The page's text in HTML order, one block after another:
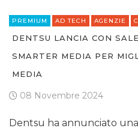
PREMIUM AD TECH AGENZIE
DENTSU LANCIA CON
SMARTER MEDIA PER
MEDIA
08 Novembre 2024
Dentsu ha annunciato